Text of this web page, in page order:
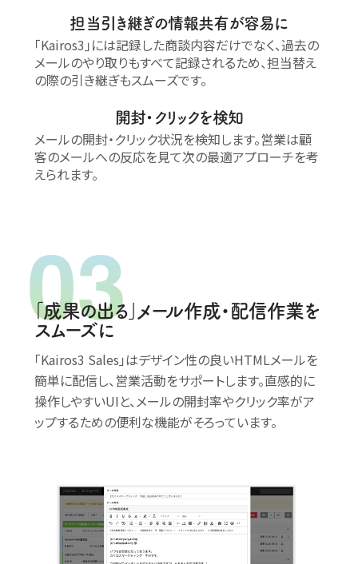
担当引き継ぎの情報共有が容易に
｢Kairos3｣には記録した商談内容だけでなく、過去の
メールのやり取りもすべて記録されるため、担当替え
の際の引き継ぎもスムーズです。
開封・クリックを検知
メールの開封・クリック状況を検知します。営業は顧
客のメールへの反応を見て次の最適アプローチを考
えられます。
｢成果の出る｣メール作成・配信作業を
スムーズに
｢Kairos3 Sales｣はデザイン性の良いHTMLメールを
簡単に配信し、営業活動をサポートします。直感的に
操作しやすいUIと、メールの開封率やクリック率がア
ップするための便利な機能がそろっています。